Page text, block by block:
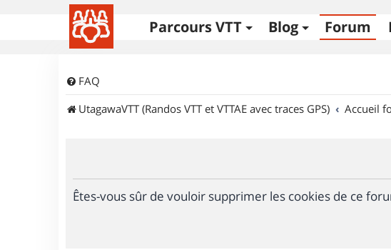
Parcours VTT Blog Forum
FAQ
UtagawaVTT (Randos VTT et VTTAE avec traces GPS)
Accueil
Êtes-vous sûr de vouloir supprimer les cookies de ce